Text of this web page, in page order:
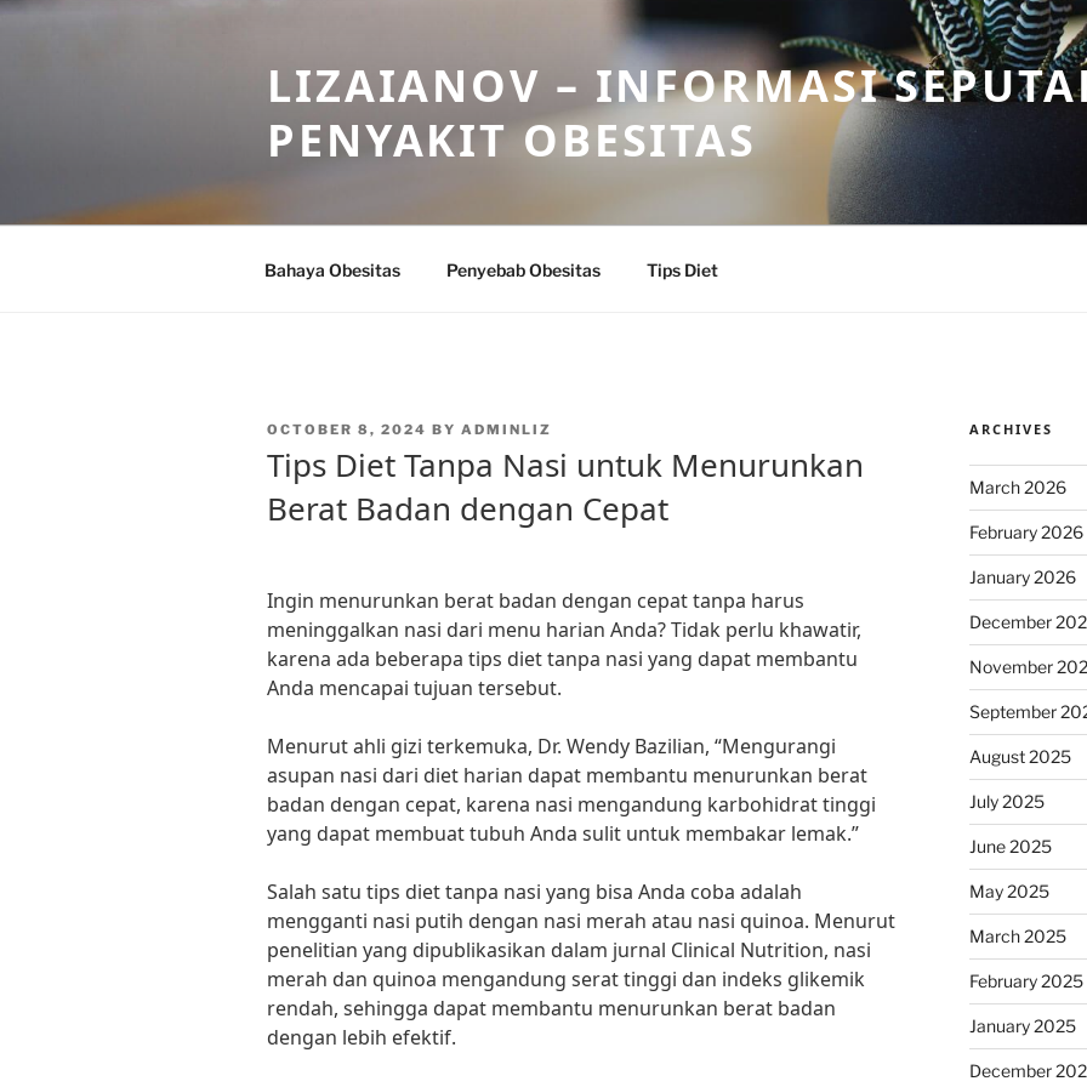
Skip
LIZAIANOV – INFORMASI
PENYAKIT OBESITAS
Bahaya Obesitas Penyebab Obesitas Tips Diet
POSTED
OCTOBER 8, 2024 BY ADMINLIZ
Tips Diet Tanpa Nasi untuk Menurunkan
Berat Badan dengan Cepat
Ingin menurunkan berat badan dengan cepat tanpa harus
meninggalkan nasi dari menu harian Anda? Tidak perlu khawatir,
karena ada beberapa tips diet tanpa nasi yang dapat membantu
Anda mencapai tujuan tersebut.
Menurut ahli gizi terkemuka, Dr. Wendy Bazilian, “Mengurangi
asupan nasi dari diet harian dapat membantu menurunkan berat
badan dengan cepat, karena nasi mengandung karbohidrat tinggi
yang dapat membuat tubuh Anda sulit untuk membakar lemak.”
Salah satu tips diet tanpa nasi yang bisa Anda coba adalah
mengganti nasi putih dengan nasi merah atau nasi quinoa. Menurut
penelitian yang dipublikasikan dalam jurnal Clinical Nutrition, nasi
merah dan quinoa mengandung serat tinggi dan indeks glikemik
rendah, sehingga dapat membantu menurunkan berat badan
dengan lebih efektif.
ARCHIVES
March 2026
February 2026
January 2026
December
November
September
August 2025
July 2025
June 2025
May 2025
March 2025
February 2025
January 2025
December